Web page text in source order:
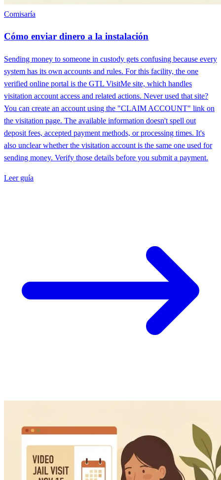
Comisaría
Cómo enviar dinero a la instalación
Sending money to someone in custody gets confusing because every
system has its own accounts and rules. For this facility, the one
verified online portal is the GTL VisitMe site, which handles
visitation account access and related actions. Never used that site?
You can create an account using the "CLAIM ACCOUNT" link on
the visitation page. The available information doesn't spell out
deposit fees, accepted payment methods, or processing times. It's
also unclear whether the visitation account is the same one used for
sending money. Verify those details before you submit a payment.
Leer guía